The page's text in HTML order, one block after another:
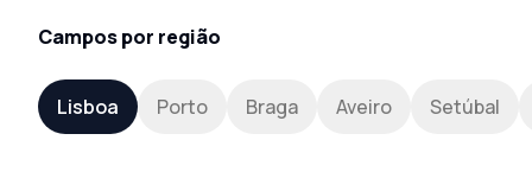
Campos por região
Lisboa Porto Braga Aveiro Setúbal